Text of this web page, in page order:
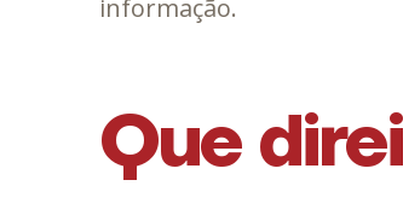
informação.
Que